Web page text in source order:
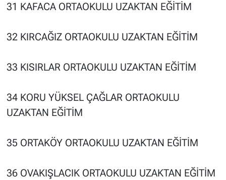
31 KAFACA ORTAOKULU UZAKTAN EĞİTİM
32 KIRCAĞIZ ORTAOKULU UZAKTAN EĞİTİM
33 KISIRLAR ORTAOKULU UZAKTAN EĞİTİM
34 KORU YÜKSEL ÇAĞLAR ORTAOKULU
UZAKTAN EĞİTİM
35 ORTAKÖY ORTAOKULU UZAKTAN EĞİTİM
36 OVAKIŞLACIK ORTAOKULU UZAKTAN EĞİTİM